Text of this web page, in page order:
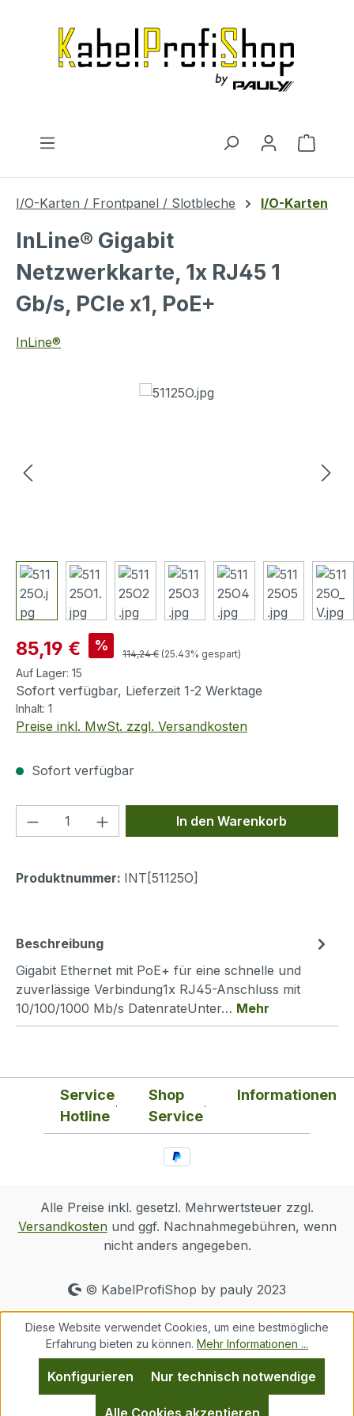
I/O-Karten / Frontpanel / Slotbleche I/O-Karten
InLine® Gigabit
Netzwerkkarte, 1x RJ45 1
Gb/s, PCIe x1, PoE+
InLine®
Bildergalerie überspringen
Verkaufspreis:
85,19 € % Regulärer Preis:
114,24 € (25.43% gespart)
Auf Lager: 15
Sofort verfügbar, Lieferzeit 1-2 Werktage
Inhalt: 1
Preise inkl. MwSt. zzgl. Versandkosten
Sofort verfügbar
Produkt Anzahl: Gib denIn den Warenkorb
Produktnummer: INT[51125O]
Beschreibung
Gigabit Ethernet mit PoE+ für eine schnelle und
zuverlässige Verbindung1x RJ45-Anschluss mit
10/100/1000 Mb/s DatenrateUnter… Mehr
Service
Hotline
Shop
Service
Informationen
Alle Preise inkl. gesetzl. Mehrwertsteuer zzgl.
Versandkostenund ggf. Nachnahmegebühren, wenn
nicht anders angegeben.
© KabelProfiShop by pauly 2023
Diese Website verwendet Cookies, um eine bestmögliche
Erfahrung bieten zu können. Mehr Informationen ...
Nur technisch notwendige
Konfigurieren
Alle Cookies akzeptieren